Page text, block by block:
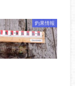
釣果情報